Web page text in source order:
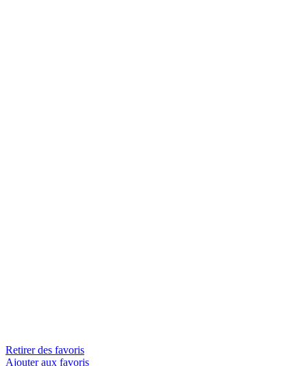
Retirer des favoris
Ajouter aux favoris